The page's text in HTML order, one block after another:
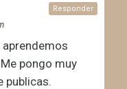
aprendemos
pongo muy
publicas.
Responder